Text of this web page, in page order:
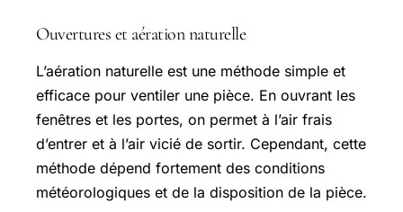
Ouvertures et aération naturelle
L’aération naturelle est une méthode simple et
efficace pour ventiler une pièce. En ouvrant les
fenêtres et les portes, on permet à l’air frais
d’entrer et à l’air vicié de sortir. Cependant, cette
méthode dépend fortement des conditions
météorologiques et de la disposition de la pièce.